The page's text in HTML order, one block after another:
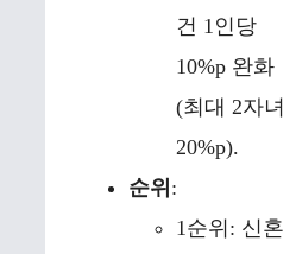
건 1인당
10%p 완화
(최대 2자녀
20%p).
순위 :
1순위: 신혼